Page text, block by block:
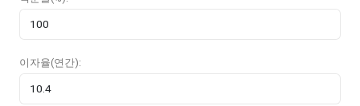
이자율(연간):